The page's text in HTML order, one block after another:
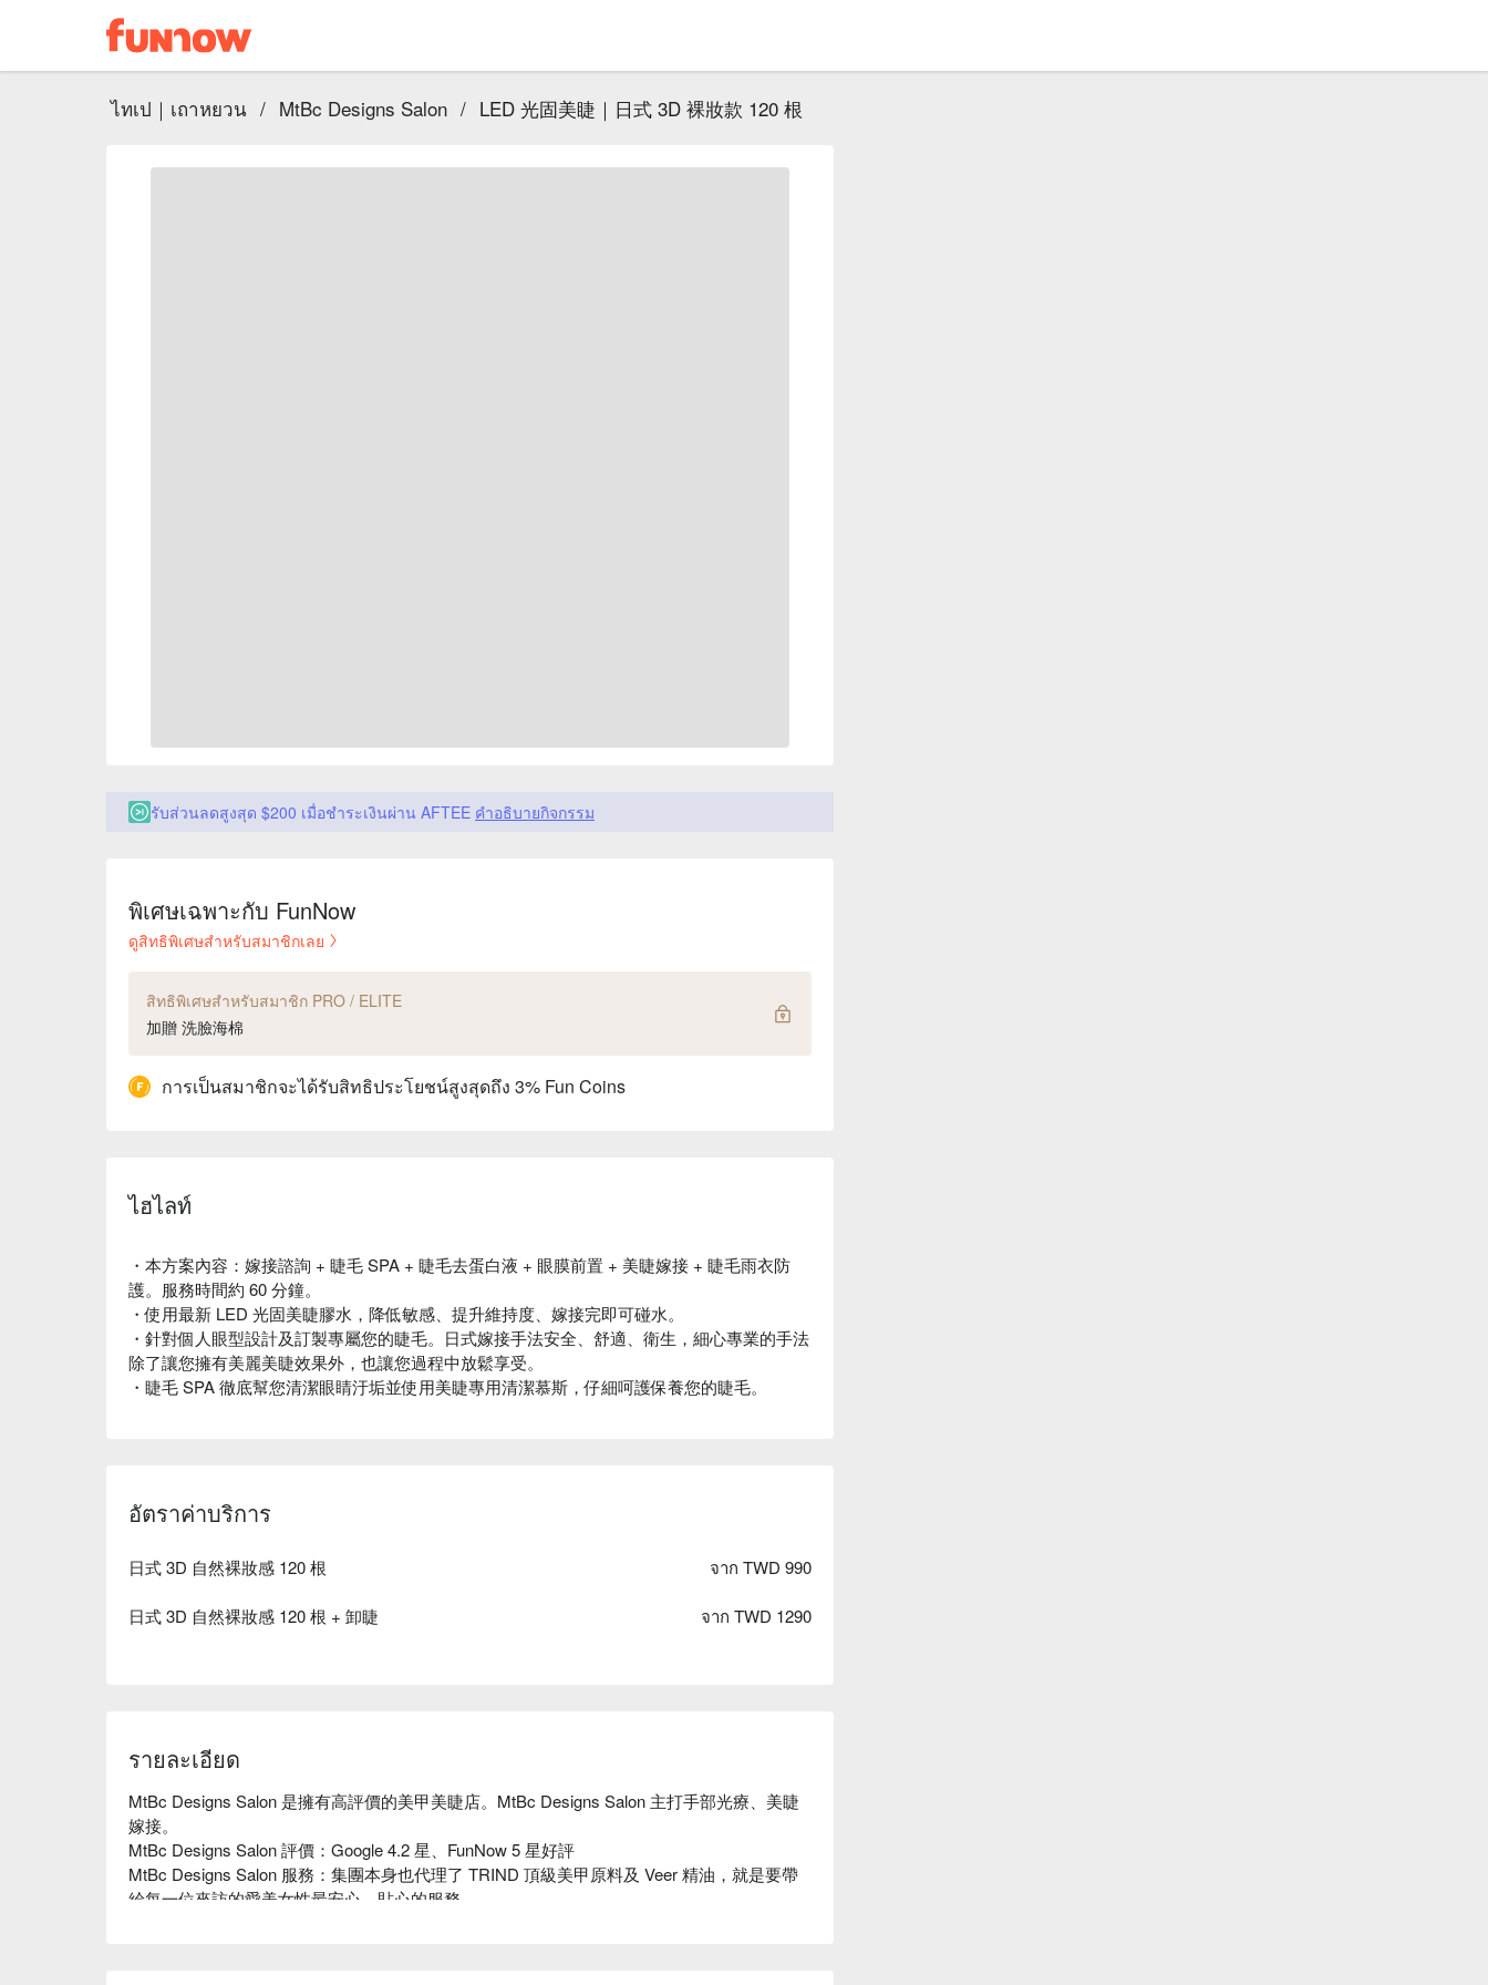
ไทเป｜เถาหยวน / MtBc Designs Salon / LED 光固美睫｜日式 3D 裸妝款 120 根
รับส่วนลดสูงสุด $200 เมื่อชำระเงินผ่าน AFTEE คำอธิบายกิจกรรม
พิเศษเฉพาะกับ FunNow
ดูสิทธิพิเศษสำหรับสมาชิกเลย
สิทธิพิเศษสำหรับสมาชิก PRO / ELITE
加贈 洗臉海棉
การเป็นสมาชิกจะได้รับสิทธิประโยชน์สูงสุดถึง 3% Fun Coins
ไฮไลท์
・本方案內容：嫁接諮詢 + 睫毛 SPA + 睫毛去蛋白液 + 眼膜前置 + 美睫嫁接 + 睫毛雨衣防
護。服務時間約 60 分鐘。
・使用最新 LED 光固美睫膠水，降低敏感、提升維持度、嫁接完即可碰水。
・針對個人眼型設計及訂製專屬您的睫毛。日式嫁接手法安全、舒適、衛生，細心專業的手法
除了讓您擁有美麗美睫效果外，也讓您過程中放鬆享受。
・睫毛 SPA 徹底幫您清潔眼睛汙垢並使用美睫專用清潔慕斯，仔細呵護保養您的睫毛。
อัตราค่าบริการ
日式 3D 自然裸妝感 120 根 จาก TWD 990
日式 3D 自然裸妝感 120 根 + 卸睫 จาก TWD 1290
รายละเอียด
MtBc Designs Salon 是擁有高評價的美甲美睫店。MtBc Designs Salon 主打手部光療、美睫
嫁接。
MtBc Designs Salon 評價：Google 4.2 星、FunNow 5 星好評
MtBc Designs Salon 服務：集團本身也代理了 TRIND 頂級美甲原料及 Veer 精油，就是要帶
給每一位來訪的愛美女性最安心、貼心的服務。